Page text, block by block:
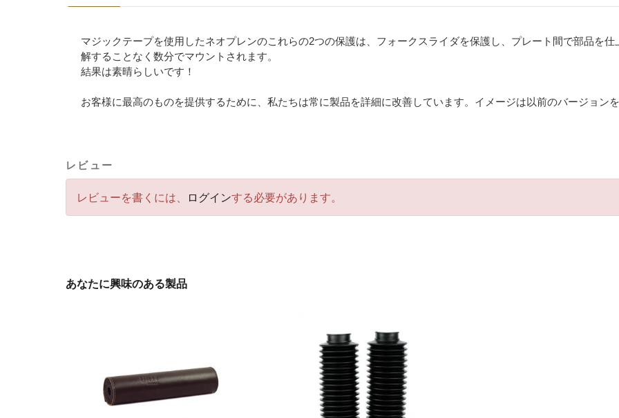
マジックテープを使用したネオプレンのこれらの2つの保護は、フォークスライダを保護し、プレート間で部品を
解することなく数分でマウントされます。
結果は素晴らしいです！
お客様に最高のものを提供するために、私たちは常に製品を詳細に改善しています。イメージは以前のバージョン
レビュー
レビューを書くには、 ログインする必要があります。
あなたに興味のある製品